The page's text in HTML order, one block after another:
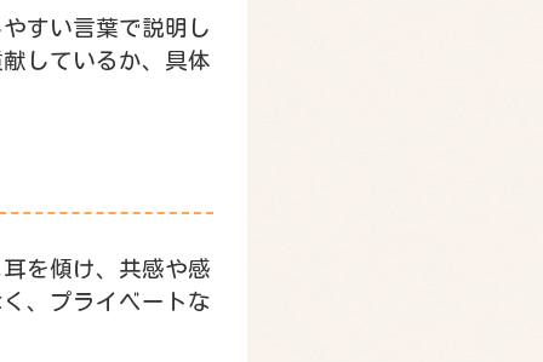
すい言葉で説明し
しているか、具体
を傾け、共感や感
、プライベートな